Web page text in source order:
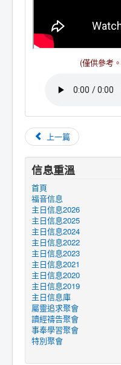
(僅供參考。
上一篇
信息重溫
首頁
福音信息
主日信息2026
主日信息2025
主日信息2024
主日信息2022
主日信息2023
主日信息2021
主日信息2020
主日信息2019
主日信息庫
屬靈追求聚會
讀經禱告聚會
事奉學習聚會
特別聚會